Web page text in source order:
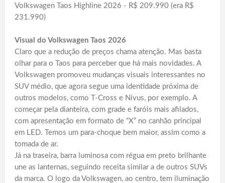
Volkswagen Taos Highline 2026 - R$ 209.990 (era R$
231.990)
Visual do Volkswagen Taos 2026
Claro que a redução de preços chama atenção. Mas basta
olhar para o Taos para perceber que há mais novidades. A
Volkswagen promoveu mudanças visuais interessantes no
SUV médio, que agora segue uma identidade próxima de
outros modelos, como T-Cross e Nivus, por exemplo. A
começar pela dianteira, com grade e faróis mais afilados,
com apresentação em formato de “X” no canhão principal
em LED. Temos um para-choque bem maior, assim como a
tomada de ar.
Já na traseira, barra luminosa com régua em preto brilhante
une as lanternas, seguindo receita similar a de outros SUVs
da marca. O logo da Volkswagen, ao centro, tem iluminação